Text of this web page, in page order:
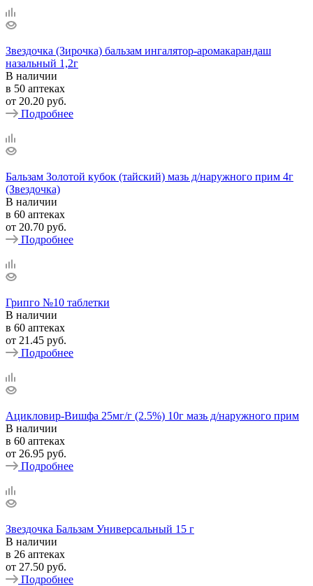
Звездочка (Зирочка) бальзам ингалятор-аромакарандаш
назальный 1,2г
В наличии
в 50 аптеках
от 20.20 руб.
Подробнее
Бальзам Золотой кубок (тайский) мазь д/наружного прим 4г
(Звездочка)
В наличии
в 60 аптеках
от 20.70 руб.
Подробнее
Грипго №10 таблетки
В наличии
в 60 аптеках
от 21.45 руб.
Подробнее
Ацикловир-Вишфа 25мг/г (2.5%) 10г мазь д/наружного прим
В наличии
в 60 аптеках
от 26.95 руб.
Подробнее
Звездочка Бальзам Универсальный 15 г
В наличии
в 26 аптеках
от 27.50 руб.
Подробнее